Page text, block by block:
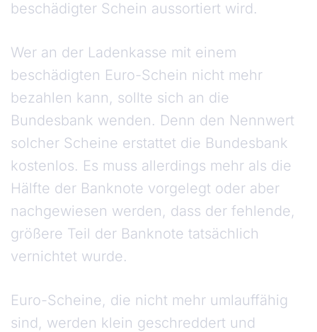
beschädigter Schein aussortiert wird.
Wer an der Ladenkasse mit einem
beschädigten Euro-Schein nicht mehr
bezahlen kann, sollte sich an die
Bundesbank wenden. Denn den Nennwert
solcher Scheine erstattet die Bundesbank
kostenlos. Es muss allerdings mehr als die
Hälfte der Banknote vorgelegt oder aber
nachgewiesen werden, dass der fehlende,
größere Teil der Banknote tatsächlich
vernichtet wurde.
Euro-Scheine, die nicht mehr umlauffähig
sind, werden klein geschreddert und